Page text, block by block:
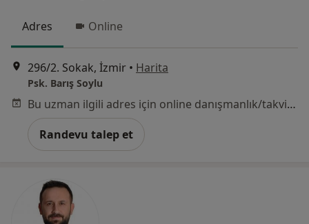
Adres Online
296/2. Sokak, İzmir • Harita
Psk. Barış Soylu
Bu uzman ilgili adres için online danışmanlık/takvim sunmuyor.
Randevu talep et